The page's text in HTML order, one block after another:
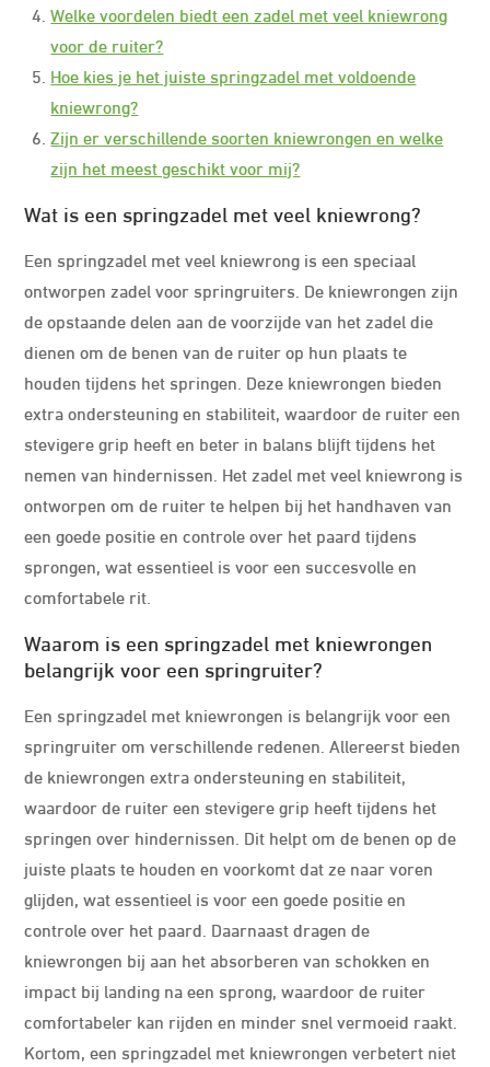
Welke voordelen biedt een zadel met veel kniewrong
voor de ruiter?
Hoe kies je het juiste springzadel met voldoende
kniewrong?
Zijn er verschillende soorten kniewrongen en welke
zijn het meest geschikt voor mij?
Wat is een springzadel met veel kniewrong?
Een springzadel met veel kniewrong is een speciaal
ontworpen zadel voor springruiters. De kniewrongen zijn
de opstaande delen aan de voorzijde van het zadel die
dienen om de benen van de ruiter op hun plaats te
houden tijdens het springen. Deze kniewrongen bieden
extra ondersteuning en stabiliteit, waardoor de ruiter een
stevigere grip heeft en beter in balans blijft tijdens het
nemen van hindernissen. Het zadel met veel kniewrong is
ontworpen om de ruiter te helpen bij het handhaven van
een goede positie en controle over het paard tijdens
sprongen, wat essentieel is voor een succesvolle en
comfortabele rit.
Waarom is een springzadel met kniewrongen
belangrijk voor een springruiter?
Een springzadel met kniewrongen is belangrijk voor een
springruiter om verschillende redenen. Allereerst bieden
de kniewrongen extra ondersteuning en stabiliteit,
waardoor de ruiter een stevigere grip heeft tijdens het
springen over hindernissen. Dit helpt om de benen op de
juiste plaats te houden en voorkomt dat ze naar voren
glijden, wat essentieel is voor een goede positie en
controle over het paard. Daarnaast dragen de
kniewrongen bij aan het absorberen van schokken en
impact bij landing na een sprong, waardoor de ruiter
comfortabeler kan rijden en minder snel vermoeid raakt.
Kortom, een springzadel met kniewrongen verbetert niet